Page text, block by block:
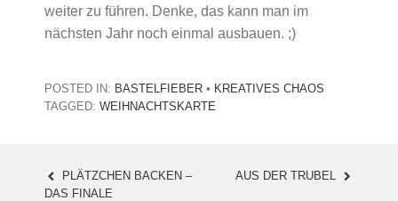
weiter zu führen. Denke, das kann man im
nächsten Jahr noch einmal ausbauen. ;)
POSTED IN: BASTELFIEBER • KREATIVES CHAOS
TAGGED: WEIHNACHTSKARTE
POST
PLÄTZCHEN BACKEN –
DAS FINALE
AUS DER TRUBEL